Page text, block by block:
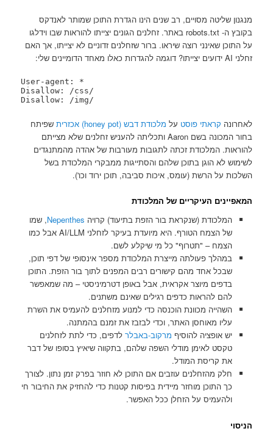
מנגנון שליטה מסויים, רב שנים הינו הגדרת התוכן שמותר לאנדקס
בקובץ ה- robots.txt באתר. זחלנים הגונים יצייתו להוראות שבו וידלגו
על התוכן שאינני רוצה שיראו. ברור שזחלנים זדוניים לא יצייתו, אך האם
זחלני AI ידועים יצייתו? דוגמה להגדרות כאלו מאחד הדומיינים שלי:
User-agent: *
Disallow: /css/
לאחרונה קראתי פוסט על מלכודת דבש (honey pot) אכזרית
שפיתח
בחור המכונה בשם Aaron ותכליתה להעניש זחלנים שלא מצייתם
להוראות. המלכודת זכתה לתגובות מעורבות של אהדה מהמתנגדים
לשימוש לא הוגן בתוכן שלהם והסתייגות ממבקרי המלכודת בשל
השלכות על הרשת (עומס, איכות סביבה, תוכן ירוד וכו').
המאפיינים העיקריים של המלכודת
המלכודת (שנקראת בור הזפת בתיעוד) קרויה Nepenthes, שמו
של הצמח הטורף. היא מיועדת בעיקר לזחלני AI/LLM אבל כמו
הצמח – "תטרוף" כל מי שיקלע לשם.
במהלך פעולתה מייצרת המלכודת מספר אינסופי של דפי תוכן,
שבכל אחד מהם קישורים רבים המפנים לתוך בור הזפת. התוכן
בדפים מיוצר אקראית, אבל באופן דטרמיניסטי – מה שמאפשר
להם להראות כדפים רגילים שאינם משתנים.
השהייה מכוונת הוכנסה כדי למנוע מזחלנים להעמיס את השרת
עליו מאוחסן האתר, וכדי לבזבז את זמנם בהמתנה.
יש אופציה להוסיף מרקוב-באבלרלדפים, כדי לתת לזחלנים
טקסט לאימן מודלי השפה שלהם, בתקווה שיאיץ בסופו של דבר
את קריסת המודל.
חלק מהזחלנים עוזבים אם התוכן לא חוזר בפרק זמן נתון. לצורך
כך התוכן מוחזר מיידית בפיסות קטנות כדי להחזיק את החיבור חי
ולהעמיס על הזחלן ככל האפשר.
הניסוי